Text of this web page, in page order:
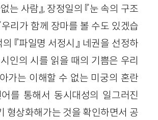
는 사람』, 장정일의 『눈 속의 구조
우리가 함께 장마를 볼 수도 있겠습
의 『파일명 서정시』 네권을 선정하
인의 시를 읽을 때의 기쁨은 우리
가는 이해할 수 없는 미궁의 혼란
를 통해서 동시대성의 일그러진
형상화해가는 것을 확인하면서 공